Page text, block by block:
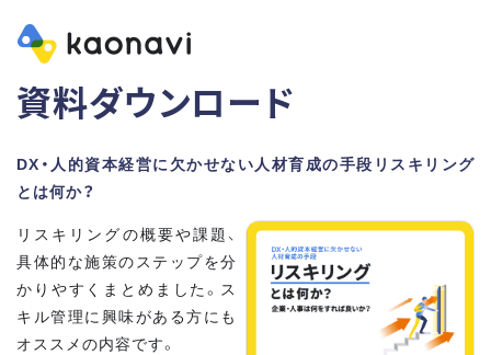
資料ダウンロード
DX・人的資本経営に欠かせない人材育成の手段リスキリング
とは何か？
リスキリングの概要や課題、
具体的な施策のステップを分
かりやすくまとめました。ス
キル管理に興味がある方にも
オススメの内容です。